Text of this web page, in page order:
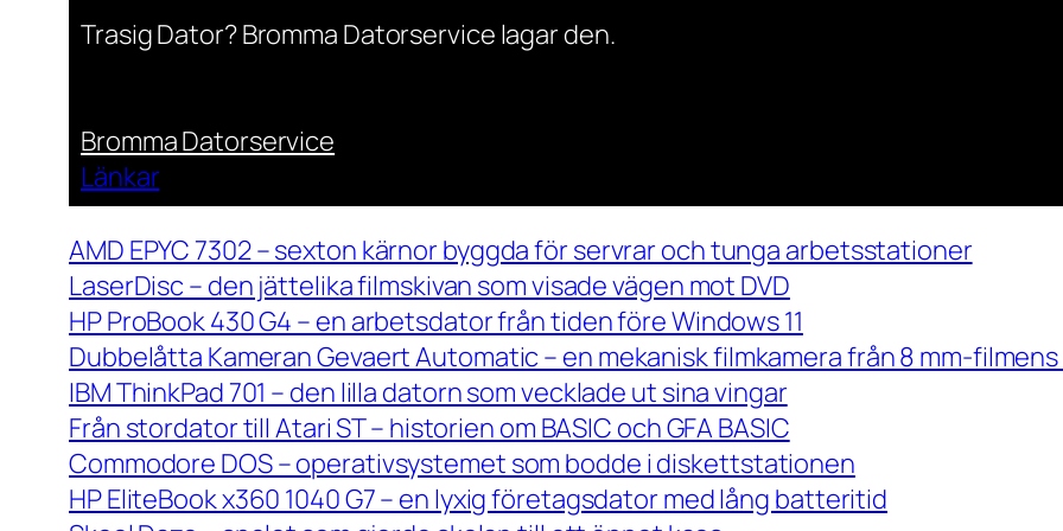
Trasig Dator? Bromma Datorservice lagar den.
Bromma Datorservice
Länkar
AMD EPYC 7302 – sexton kärnor byggda för servrar och tunga arbetsstationer
LaserDisc – den jättelika filmskivan som visade vägen mot DVD
HP ProBook 430 G4 – en arbetsdator från tiden före Windows 11
Dubbelåtta Kameran Gevaert Automatic – en mekanisk filmkamera från 8 mm-
IBM ThinkPad 701 – den lilla datorn som vecklade ut sina vingar
Från stordator till Atari ST – historien om BASIC och GFA BASIC
Commodore DOS – operativsystemet som bodde i diskettstationen
HP EliteBook x360 1040 G7 – en lyxig företagsdator med lång batteritid